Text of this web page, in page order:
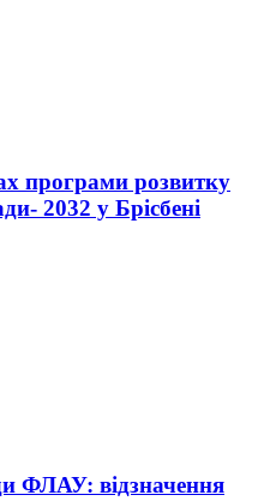
програми розвитку
2032 у Брісбені
ФЛАУ: відзначення